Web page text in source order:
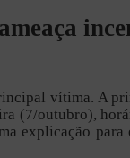
vítima. A
(7/outubro),
explicação para